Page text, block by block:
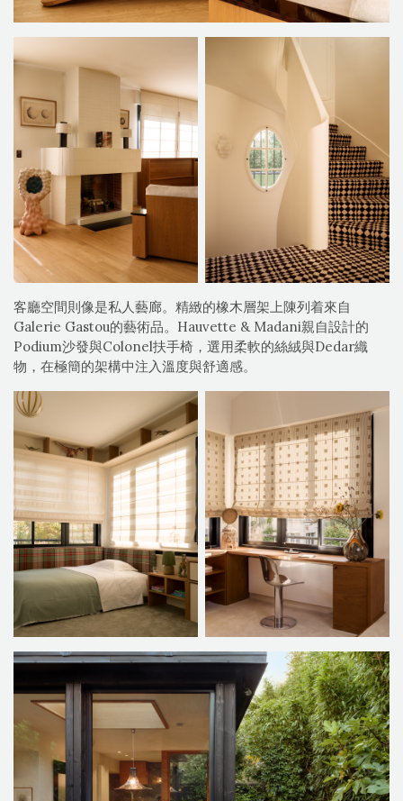
客廳空間則像是私人藝廊。精緻的橡木層架上陳列着來自
Galerie Gastou的藝術品。Hauvette & Madani親自設計的
Podium沙發與Colonel扶手椅，選用柔軟的絲絨與Dedar織
物，在極簡的架構中注入溫度與舒適感。